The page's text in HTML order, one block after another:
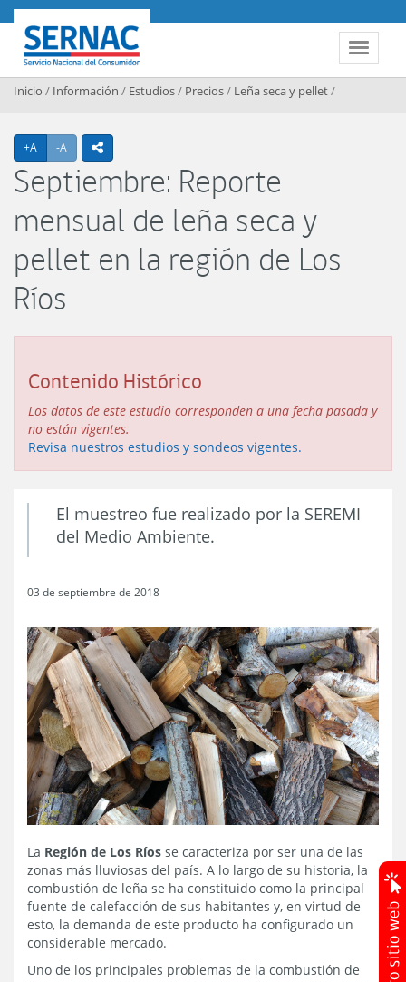
Contenido principal
Toggle
SERNAC
Inicio / Información / Estudios/ Precios/ Leña seca y pellet/
+A Agrandar texto
-A Achicar textoicono compartir
Septiembre: Reporte
mensual de leña seca y
pellet en la región de Los
Ríos
Contenido Histórico
Los datos de este estudio corresponden a una fecha pasada y
no están vigentes.
Revisa nuestros estudios y sondeos vigentes.
El muestreo fue realizado por la SEREMI
del Medio Ambiente.
03 de septiembre de 2018
La Región de Los Ríos se caracteriza por ser una de las
zonas más lluviosas del país. A lo largo de su historia, la
combustión de leña se ha constituido como la principal
fuente de calefacción de sus habitantes y, en virtud de
esto, la demanda de este producto ha configurado un
considerable mercado.
Uno de los principales problemas de la combustión de